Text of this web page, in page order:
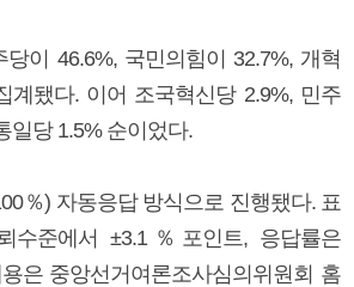
이 46.6%, 국민의힘이 32.7%, 개혁
계됐다. 이어 조국혁신당 2.9%, 민주
일당 1.5% 순이었다.
％) 자동응답 방식으로 진행됐다. 표
수준에서 ±3.1％포인트, 응답률은
은 중앙선거여론조사심의위원회 홈